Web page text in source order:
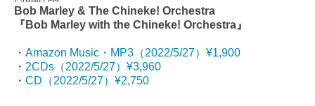
Bob Marley & The Chineke! Orchestra
『Bob Marley with the Chineke! Orchestra』
・ Amazon Music・MP3（2022/5/27）¥1,900
・ 2CDs（2022/5/27）¥3,960
・ CD（2022/5/27）¥2,750